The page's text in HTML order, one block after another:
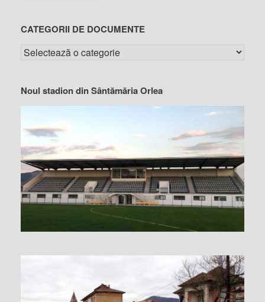
CATEGORII DE DOCUMENTE
Noul stadion din Sântămăria Orlea